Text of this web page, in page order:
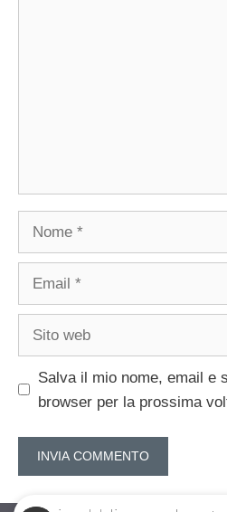
Salva il mio nome, email e
browser per la prossima